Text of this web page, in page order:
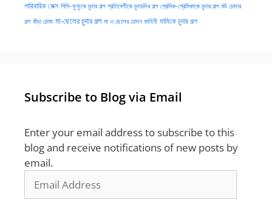
পারিবারিক সেক্স পিসি-ফুফুকে চুদার গল্প প্রতিবেশীকে চুদাচদির গল্প প্রেমিক-প্রেমিকাকে চুদার গল্প বউ চোদার
গল্প বাঁড়া চোষা মা-ছেলের চুদার গল্প মা ও ছেলের চোদন কাহিনী মামিকে চুদার গল্প
Subscribe to Blog via Email
Enter your email address to subscribe to this
blog and receive notifications of new posts by
email.
Address